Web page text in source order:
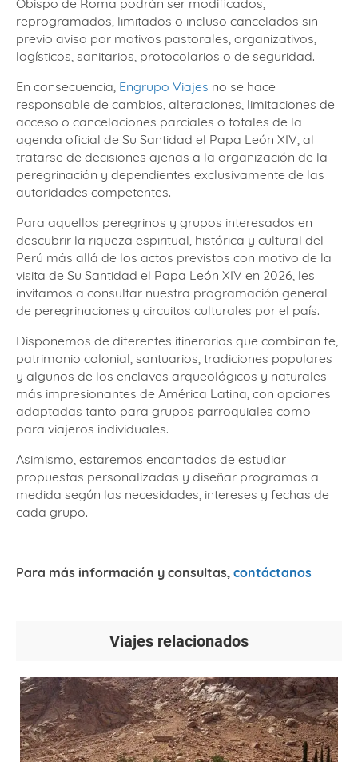
Obispo de Roma podrán ser modificados,
reprogramados, limitados o incluso cancelados sin
previo aviso por motivos pastorales, organizativos,
logísticos, sanitarios, protocolarios o de seguridad.
En consecuencia, Engrupo Viajes no se hace
responsable de cambios, alteraciones, limitaciones de
acceso o cancelaciones parciales o totales de la
agenda oficial de Su Santidad el Papa León XIV, al
tratarse de decisiones ajenas a la organización de la
peregrinación y dependientes exclusivamente de las
autoridades competentes.
Para aquellos peregrinos y grupos interesados en
descubrir la riqueza espiritual, histórica y cultural del
Perú más allá de los actos previstos con motivo de la
visita de Su Santidad el Papa León XIV en 2026, les
invitamos a consultar nuestra programación general
de peregrinaciones y circuitos culturales por el país.
Disponemos de diferentes itinerarios que combinan fe,
patrimonio colonial, santuarios, tradiciones populares
y algunos de los enclaves arqueológicos y naturales
más impresionantes de América Latina, con opciones
adaptadas tanto para grupos parroquiales como
para viajeros individuales.
Asimismo, estaremos encantados de estudiar
propuestas personalizadas y diseñar programas a
medida según las necesidades, intereses y fechas de
cada grupo.
Para más información y consultas, contáctanos
Viajes relacionados